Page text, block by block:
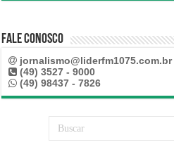
Fale Conosco
jornalismo@liderfm1075.com.br
(49) 3527 - 9000
(49) 98437 - 7826